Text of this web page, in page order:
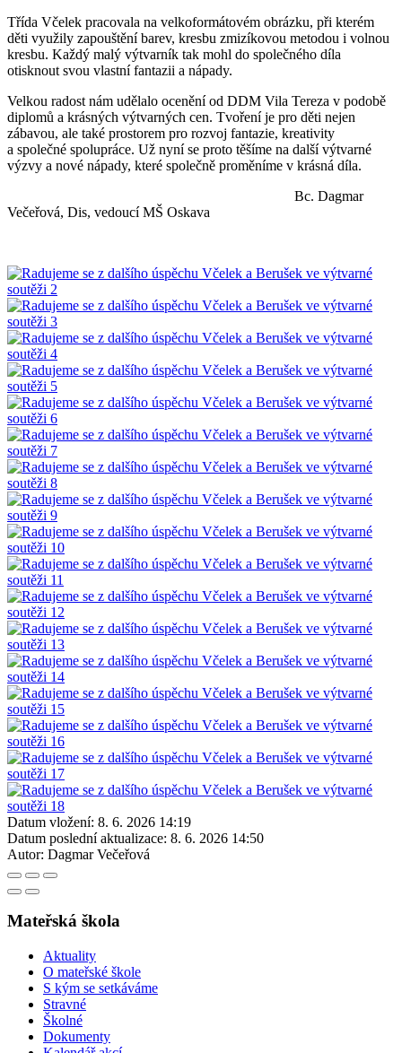
Třída Včelek pracovala na velkoformátovém obrázku, při kterém
děti využily zapouštění barev, kresbu zmizíkovou metodou i volnou
kresbu. Každý malý výtvarník tak mohl do společného díla
otisknout svou vlastní fantazii a nápady.
Velkou radost nám udělalo ocenění od DDM Vila Tereza v podobě
diplomů a krásných výtvarných cen. Tvoření je pro děti nejen
zábavou, ale také prostorem pro rozvoj fantazie, kreativity
a společné spolupráce. Už nyní se proto těšíme na další výtvarné
výzvy a nové nápady, které společně proměníme v krásná díla.
Bc. Dagmar
Večeřová, Dis, vedoucí MŠ Oskava
Datum vložení: 8. 6. 2026 14:19
Datum poslední aktualizace: 8. 6. 2026 14:50
Autor: Dagmar Večeřová
Mateřská škola
Aktuality
O mateřské škole
S kým se setkáváme
Stravné
Školné
Dokumenty